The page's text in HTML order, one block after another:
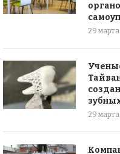
29
29